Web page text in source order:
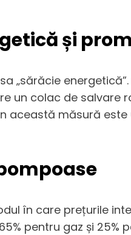
și
„sărăcie
un colac de salvare
această măsură
în care prețurile
pentru gaz și 25%